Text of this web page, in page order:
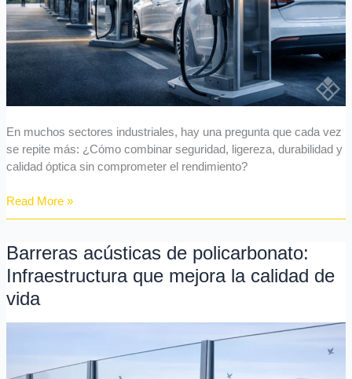
En muchos sectores industriales, hay una pregunta que cada vez
se repite más: ¿Cómo combinar seguridad, ligereza, durabilidad y
calidad óptica sin comprometer el rendimiento?
Read More »
Barreras acústicas de policarbonato:
Infraestructura que mejora la calidad de
vida
Barreras
acústicas
de
policarbonato:
Infraestructura